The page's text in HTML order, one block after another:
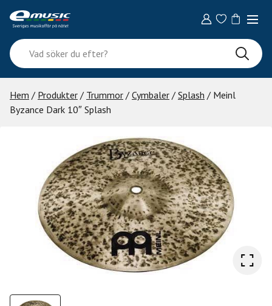
content
Vad
söker
du
efter?
Hem / Produkter / Trummor / Cymbaler / Splash / Meinl
Byzance Dark 10″ Splash